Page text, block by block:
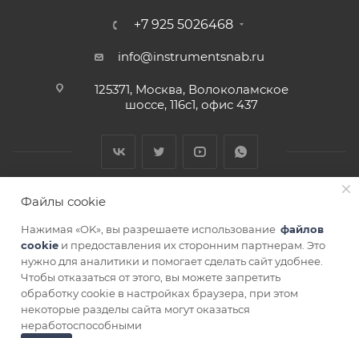
+7 925 5026468
info@instrumentsnab.ru
125371, Москва, Волоколамское
шоссе, 116с1, офис 437
СОГЛАСИЕ НА ОБРАБОТКУ ПЕРСОНАЛЬНЫХ ДАННЫХ
Файлы cookie
Нажимая «OK», вы разрешаете использование файлов
cookie и предоставления их сторонним партнерам. Это
нужно для аналитики и помогает сделать сайт удобнее.
Чтобы отказаться от этого, вы можете запретить
обработку cookie в настройках браузера, при этом
некоторые разделы сайта могут оказаться
неработоспособными